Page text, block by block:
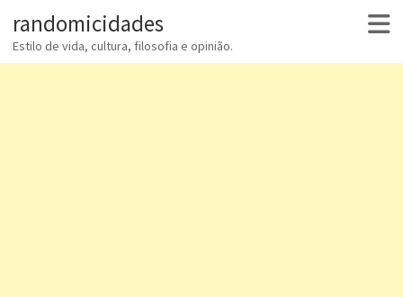
randomicidades
Estilo de vida, cultura, filosofia e opinião.